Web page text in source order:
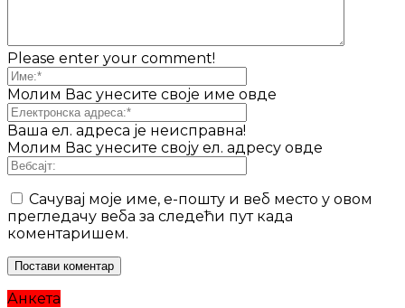
Please enter your comment!
Молим Вас унесите своје име овде
Ваша ел. адреса је неисправна!
Молим Вас унесите своју ел. адресу овде
Сачувај моје име, е-пошту и веб место у овом
прегледачу веба за следећи пут када
коментаришем.
Анкета